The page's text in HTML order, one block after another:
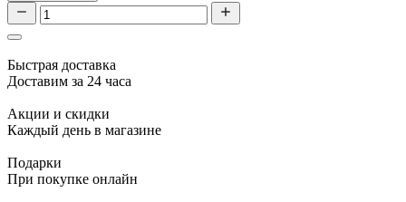
Быстрая доставка
Доставим за 24 часа
Акции и скидки
Каждый день в магазине
Подарки
При покупке онлайн